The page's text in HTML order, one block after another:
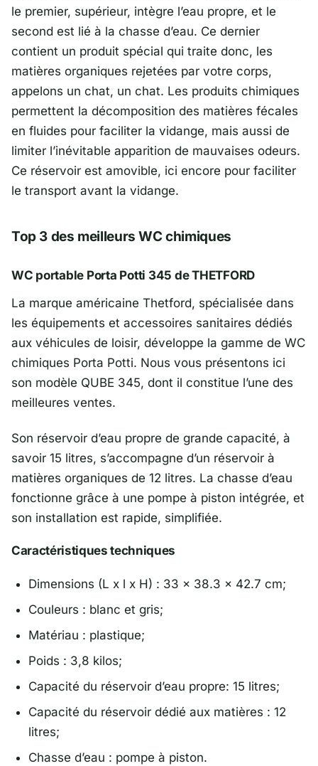
le premier, supérieur, intègre l’eau propre, et le
second est lié à la chasse d’eau. Ce dernier
contient un produit spécial qui traite donc, les
matières organiques rejetées par votre corps,
appelons un chat, un chat. Les produits chimiques
permettent la décomposition des matières fécales
en fluides pour faciliter la vidange, mais aussi de
limiter l’inévitable apparition de mauvaises odeurs.
Ce réservoir est amovible, ici encore pour faciliter
le transport avant la vidange.
Top 3 des meilleurs WC chimiques
WC portable Porta Potti 345 de THETFORD
La marque américaine Thetford, spécialisée dans
les équipements et accessoires sanitaires dédiés
aux véhicules de loisir, développe la gamme de WC
chimiques Porta Potti. Nous vous présentons ici
son modèle QUBE 345, dont il constitue l’une des
meilleures ventes.
Son réservoir d’eau propre de grande capacité, à
savoir 15 litres, s’accompagne d’un réservoir à
matières organiques de 12 litres. La chasse d’eau
fonctionne grâce à une pompe à piston intégrée, et
son installation est rapide, simplifiée.
Caractéristiques techniques
Dimensions (L x l x H) : 33 x 38.3 x 42.7 cm;
Couleurs : blanc et gris;
Matériau : plastique;
Poids : 3,8 kilos;
Capacité du réservoir d’eau propre: 15 litres;
Capacité du réservoir dédié aux matières : 12
litres;
Chasse d’eau : pompe à piston.